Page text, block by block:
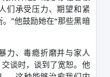
们承受压力、期望和紧
。”他鼓励她在“那些黑暗
力、毒瘾折磨并与家人
交谈时，谈到了宽恕。他